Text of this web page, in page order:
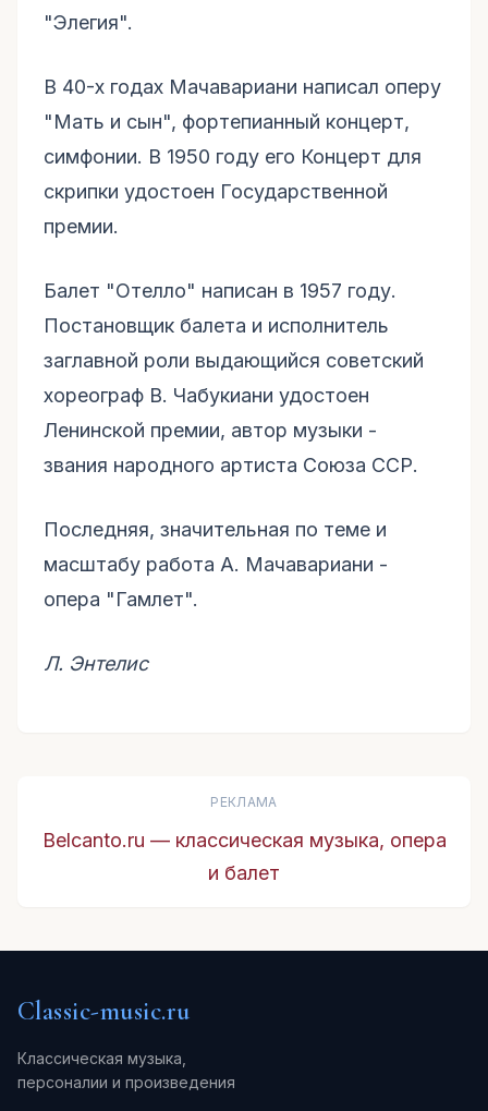
"Элегия".
В 40-х годах Мачавариани написал оперу
"Мать и сын", фортепианный концерт,
симфонии. В 1950 году его Концерт для
скрипки удостоен Государственной
премии.
Балет "Отелло" написан в 1957 году.
Постановщик балета и исполнитель
заглавной роли выдающийся советский
хореограф В. Чабукиани удостоен
Ленинской премии, автор музыки -
звания народного артиста Союза ССР.
Последняя, значительная по теме и
масштабу работа А. Мачавариани -
опера "Гамлет".
Л. Энтeлиc
РЕКЛАМА
Belcanto.ru — классическая музыка, опера
и балет
Classic-music.ru
Классическая музыка,
персоналии и произведения